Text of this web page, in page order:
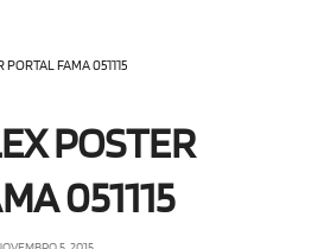
EU QUERO!
PORTAL FAMA 051115
POSTER
051115